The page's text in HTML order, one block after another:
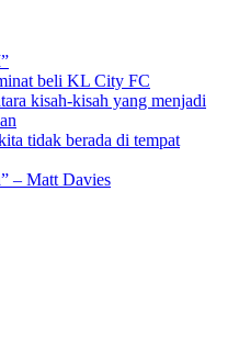
beli KL City FC
kisah-kisah yang menjadi
tidak berada di tempat
– Matt Davies